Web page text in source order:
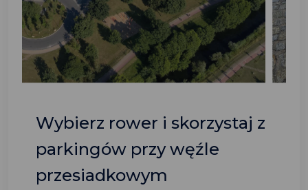
Wybierz rower i skorzystaj z
parkingów przy węźle
przesiadkowym